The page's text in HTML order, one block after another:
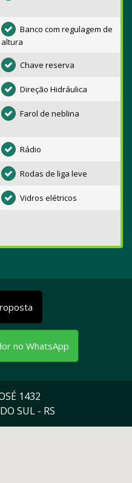
Banco com regulagem de
altura
Chave reserva
Direção Hidráulica
Farol de neblina
Rádio
Rodas de liga leve
Vidros elétricos
no WhatsApp
1432
SUL - RS